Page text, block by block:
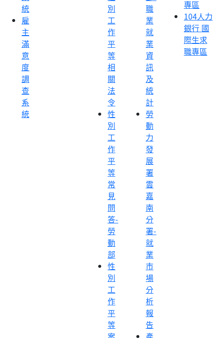
統
雇
主
滿
意
度
調
查
系
統
別
工
作
平
等
相
關
法
令
性
別
工
作
平
等
常
見
問
答-
勞
動
部
性
別
工
作
平
等
職
業
就
業
資
訊
及
統
計
勞
動
力
發
展
署
雲
嘉
南
分
署-
就
業
市
場
分
析
報
告
專區
104人力
銀行 國
際生求
職專區